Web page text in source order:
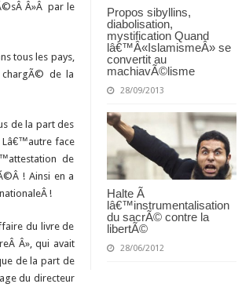
Propos sibyllins,
diabolisation,
mystification Quand
lâ€™Â«IslamismeÂ» se
convertit au
machiavÃ©lisme
28/09/2013
Halte Ã
lâ€™instrumentalisation
du sacrÃ© contre la
libertÃ©
28/06/2012
Â»Â par le
tous les pays,
de la
de la part des
Lâ€™autre face
de
! Ainsi en a
!
du livre de
Â», qui avait
de la part de
du directeur